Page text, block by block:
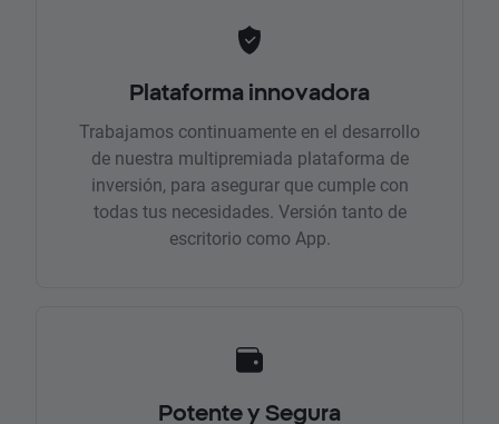
Plataforma innovadora
Trabajamos continuamente en el desarrollo
de nuestra multipremiada plataforma de
inversión, para asegurar que cumple con
todas tus necesidades. Versión tanto de
escritorio como App.
Potente y Segura